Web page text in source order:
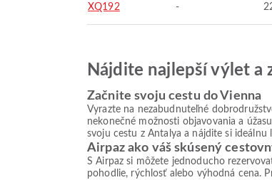
XQ192 -
Nájdite najlepší výlet a
Začnite svoju cestu do Vienna
Vyrazte na nezabudnuteľné
nekonečné možnosti objavovania a
svoju cestu z Antalya a nájdite si
Airpaz ako váš skúsený
S Airpaz si môžete jednoducho
pohodlie, rýchlosť alebo výhodná cena.